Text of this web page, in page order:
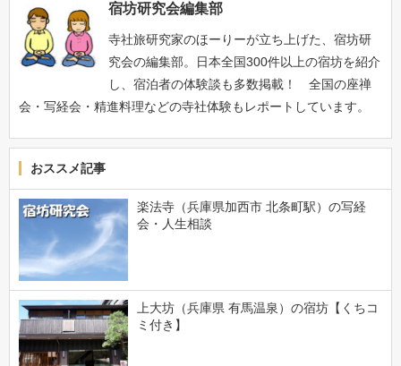
宿坊研究会編集部
寺社旅研究家のほーりーが立ち上げた、宿坊研
究会の編集部。日本全国300件以上の宿坊を紹介
し、宿泊者の体験談も多数掲載！ 全国の座禅
会・写経会・精進料理などの寺社体験もレポートしています。
おススメ記事
楽法寺（兵庫県加西市 北条町駅）の写経
会・人生相談
上大坊（兵庫県 有馬温泉）の宿坊【くちコ
ミ付き】